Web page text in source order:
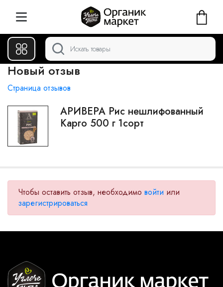
Новый отзыв
Страница отзывов
АРИВЕРА Рис нешлифованный
Карго 500 г 1сорт
Чтобы оставить отзыв, необходимо войти или
зарегистрироваться